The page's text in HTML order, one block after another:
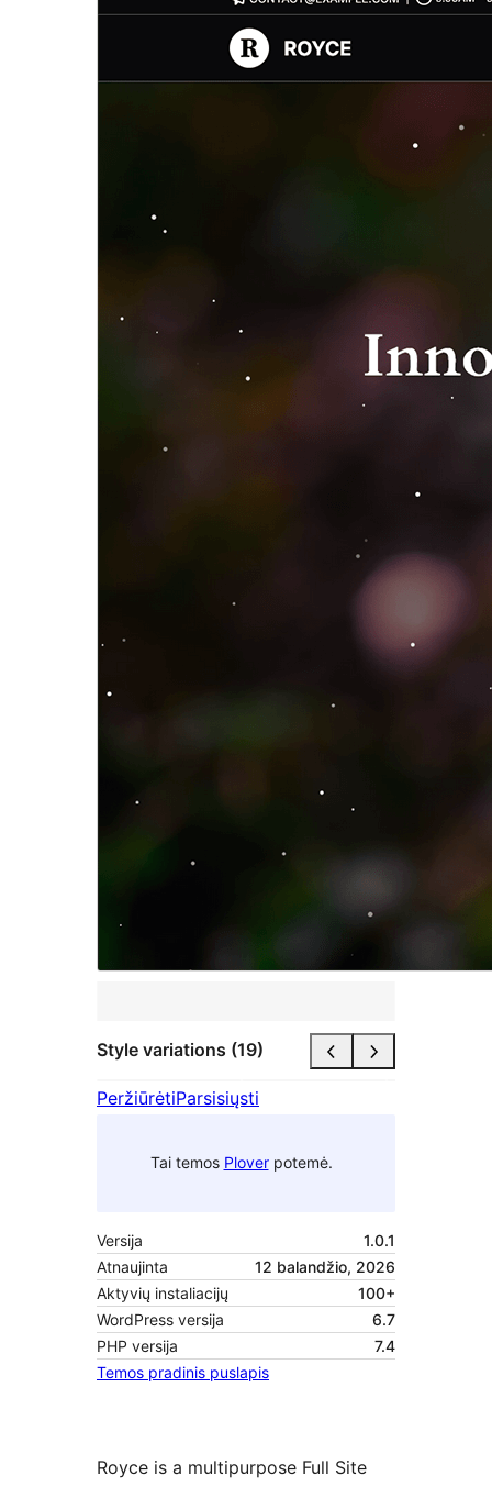
Style variations (19)
PeržiūrėtiParsisiųsti
Tai temos Ploverpotemė.
Versija
1.0.1
Atnaujinta
12 balandžio, 2026
Aktyvių instaliacijų
100+
WordPress versija
6.7
PHP versija
7.4
Temos pradinis puslapis
Royce is a multipurpose Full Site